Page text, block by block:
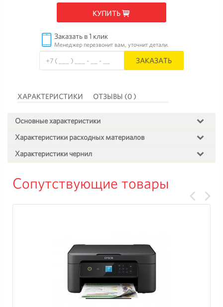
КУПИТЬ
Заказать в 1 клик
Менеджер перезвонит вам, уточнит детали.
ЗАКАЗАТЬ
ХАРАКТЕРИСТИКИ ОТЗЫВЫ (0 )
Основные характеристики
Характеристики расходных материалов
Характеристики чернил
Сопутствующие товары